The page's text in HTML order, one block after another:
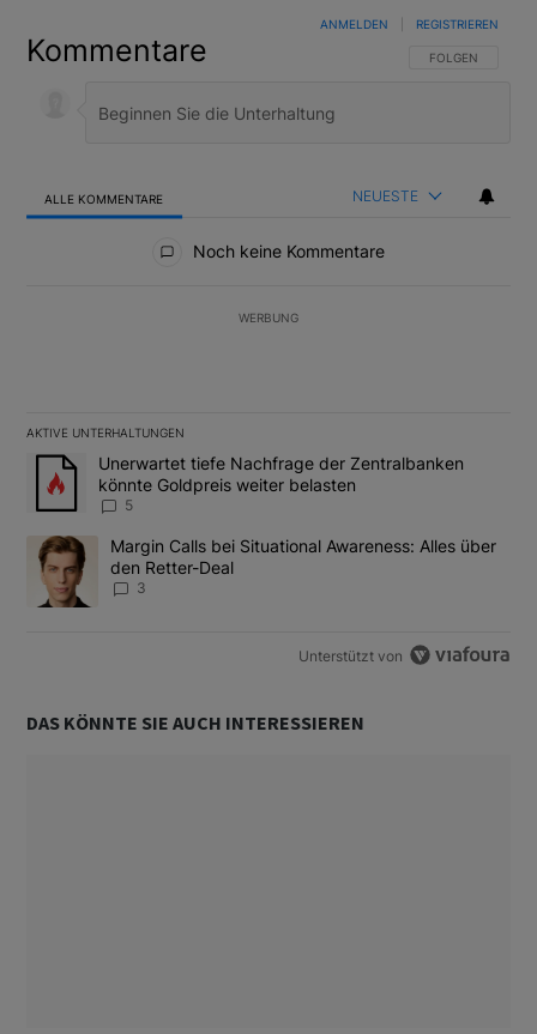
Kommentare FOLGE DIESER
FOLGEN
ANMELDEN REGISTRIEREN
ALLE KOMMENTARE NEUESTE
Noch keine Kommentare
WERBUNG
AKTIVE UNTERHALTUNGEN
Das Folgende ist eine Liste der am meisten kommentierten
Ein Trendartikel mit dem Titel "Unerwartet tiefe Nachfrage der
Unerwartet tiefe Nachfrage der Zentralbanken
könnte Goldpreis weiter belasten
5
Ein Trendartikel mit dem Titel "Margin Calls bei Situational
Margin Calls bei Situational Awareness: Alles über
den Retter-Deal
3
Unterstützt von
DAS KÖNNTE SIE AUCH INTERESSIEREN